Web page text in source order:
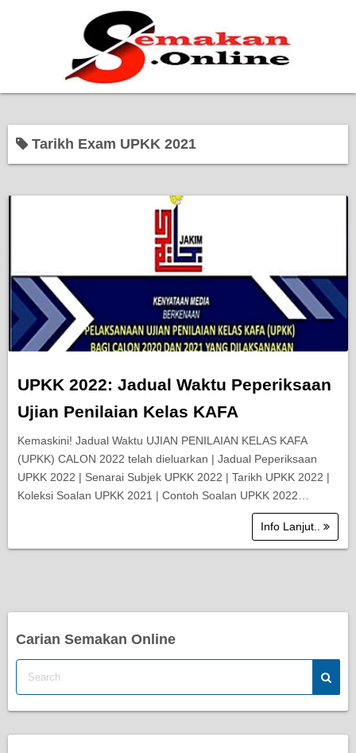
Bantuan Kerajaan
Tarikh Exam UPKK 2021
UPKK 2022: Jadual Waktu Peperiksaan
Ujian Penilaian Kelas KAFA
Kemaskini! Jadual Waktu UJIAN PENILAIAN KELAS KAFA
(UPKK) CALON 2022 telah dieluarkan | Jadual Peperiksaan
UPKK 2022 | Senarai Subjek UPKK 2022 | Tarikh UPKK 2022 |
Koleksi Soalan UPKK 2021 | Contoh Soalan UPKK 2022…
Info Lanjut..
Carian Semakan Online